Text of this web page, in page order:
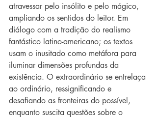
atravessar pelo insólito e pelo mágico,
ampliando os sentidos do leitor. Em
diálogo com a tradição do realismo
fantástico latino-americano; os textos
usam o inusitado como metáfora para
iluminar dimensões profundas da
existência. O extraordinário se entrelaça
ao ordinário, ressignificando e
desafiando as fronteiras do possível,
enquanto suscita questões sobre o